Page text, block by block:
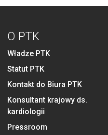
O PTK
Władze PTK
Statut PTK
Kontakt do Biura PTK
Konsultant krajowy ds.
kardiologii
Pressroom